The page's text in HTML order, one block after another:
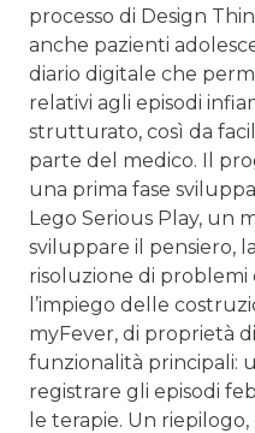
processo di Design
anche pazienti
diario digitale che
relativi agli episodi
strutturato, così da
parte del medico. Il
una prima fase
Lego Serious Play, un
sviluppare il pensiero,
risoluzione di problemi
l’impiego delle
myFever, di proprietà
funzionalità principali:
registrare gli episodi
le terapie. Un